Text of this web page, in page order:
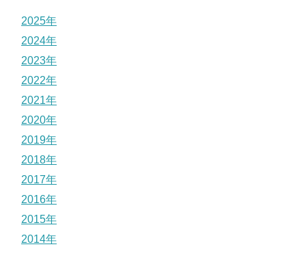
2025年
2024年
2023年
2022年
2021年
2020年
2019年
2018年
2017年
2016年
2015年
2014年